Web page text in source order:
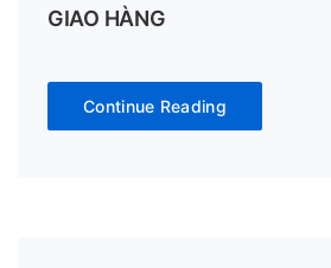
GIAO HÀNG
Continue Reading